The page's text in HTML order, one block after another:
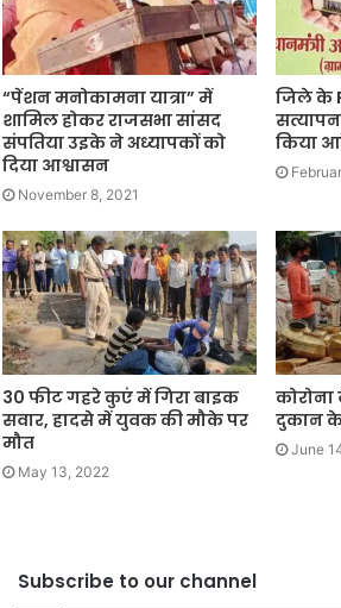
“पेंशन मनोकामना यात्रा” में
शामिल होकर राजसभा सांसद
संपतिया उइके ने अध्यापकों को
दिया आश्वासन
November 8, 2021
जिले के
किया
30 फीट गहरे कुएं में गिरा बाइक
सवार, हादसे में युवक की मौके पर
मौत
May 13, 2022
दुकान
June
Subscribe to our channel